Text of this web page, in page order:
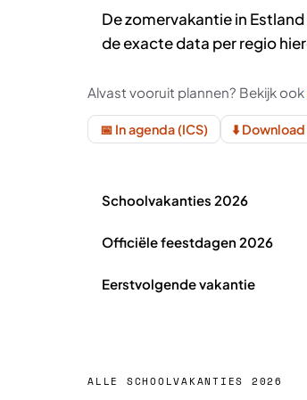
De zomervakantie in
de exacte data per regio
Alvast vooruit plannen? Bekijk ook
📅 In agenda (ICS) ⬇️ Download
Schoolvakanties 2026
Officiële feestdagen 2026
Eerstvolgende vakantie
ALLE SCHOOLVAKANTIES 2026